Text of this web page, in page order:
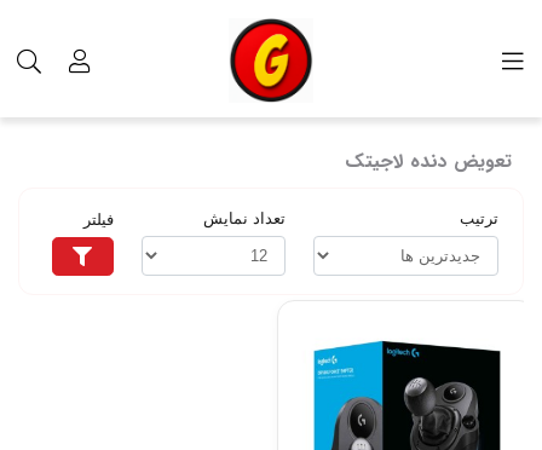
تعویض دنده لاجیتک
تعویض دنده لاجیتک
ترتیب تعداد نمایش فیلتر